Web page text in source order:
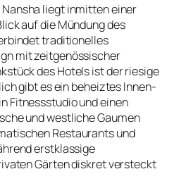
Nansha liegt inmitten einer
auf die Mündung des
traditionelles
mit zeitgenössischer
des Hotels ist der riesige
gibt es ein beheiztes Innen-
Fitnessstudio und einen
und westliche Gaumen
Restaurants und
erstklassige
Gärten diskret versteckt